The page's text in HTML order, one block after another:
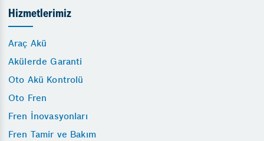
Hizmetlerimiz
Araç Akü
Akülerde Garanti
Oto Akü Kontrolü
Oto Fren
Fren İnovasyonları
Fren Tamir ve Bakım